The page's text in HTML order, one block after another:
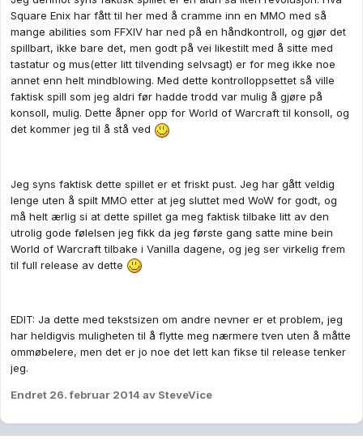
Square Enix har fått til her med å cramme inn en MMO med så
mange abilities som FFXIV har ned på en håndkontroll, og gjør det
spillbart, ikke bare det, men godt på vei likestilt med å sitte med
tastatur og mus(etter litt tilvending selvsagt) er for meg ikke noe
annet enn helt mindblowing. Med dette kontrolloppsettet så ville
faktisk spill som jeg aldri før hadde trodd var mulig å gjøre på
konsoll, mulig. Dette åpner opp for World of Warcraft til konsoll, og
det kommer jeg til å stå ved
Jeg syns faktisk dette spillet er et friskt pust. Jeg har gått veldig
lenge uten å spilt MMO etter at jeg sluttet med WoW for godt, og
må helt ærlig si at dette spillet ga meg faktisk tilbake litt av den
utrolig gode følelsen jeg fikk da jeg første gang satte mine bein
World of Warcraft tilbake i Vanilla dagene, og jeg ser virkelig frem
til full release av dette
EDIT: Ja dette med tekstsizen om andre nevner er et problem, jeg
har heldigvis muligheten til å flytte meg nærmere tven uten å måtte
ommøbelere, men det er jo noe det lett kan fikse til release tenker
jeg.
Endret 26. februar 2014 av SteveVice